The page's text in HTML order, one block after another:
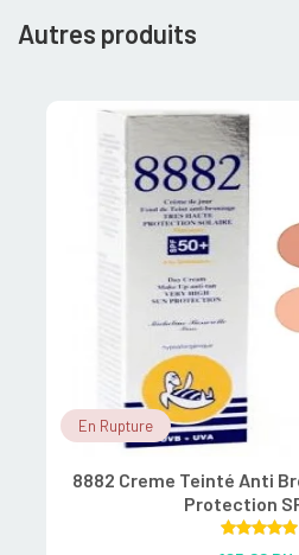
Autres produits
En Rupture
8882 Creme Teinté Anti
Protection